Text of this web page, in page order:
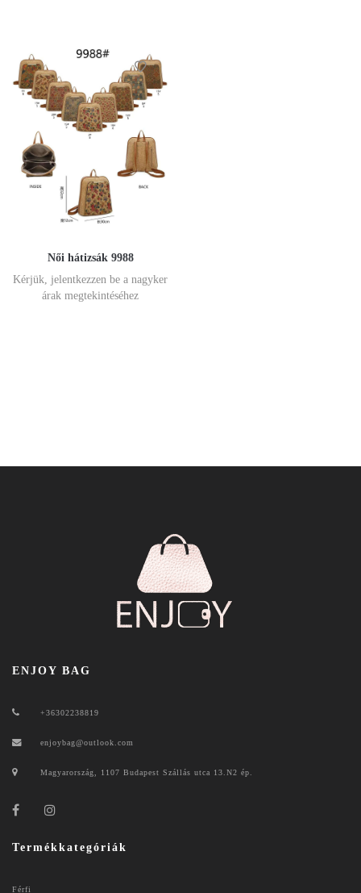
Női hátizsák 9988
Kérjük, jelentkezzen be a nagyker
árak megtekintéséhez
ENJOY BAG
+36302238819
enjoybag@outlook.com
Magyarország, 1107 Budapest Szállás utca 13.N2 ép.
Termékkategóriák
Férfi